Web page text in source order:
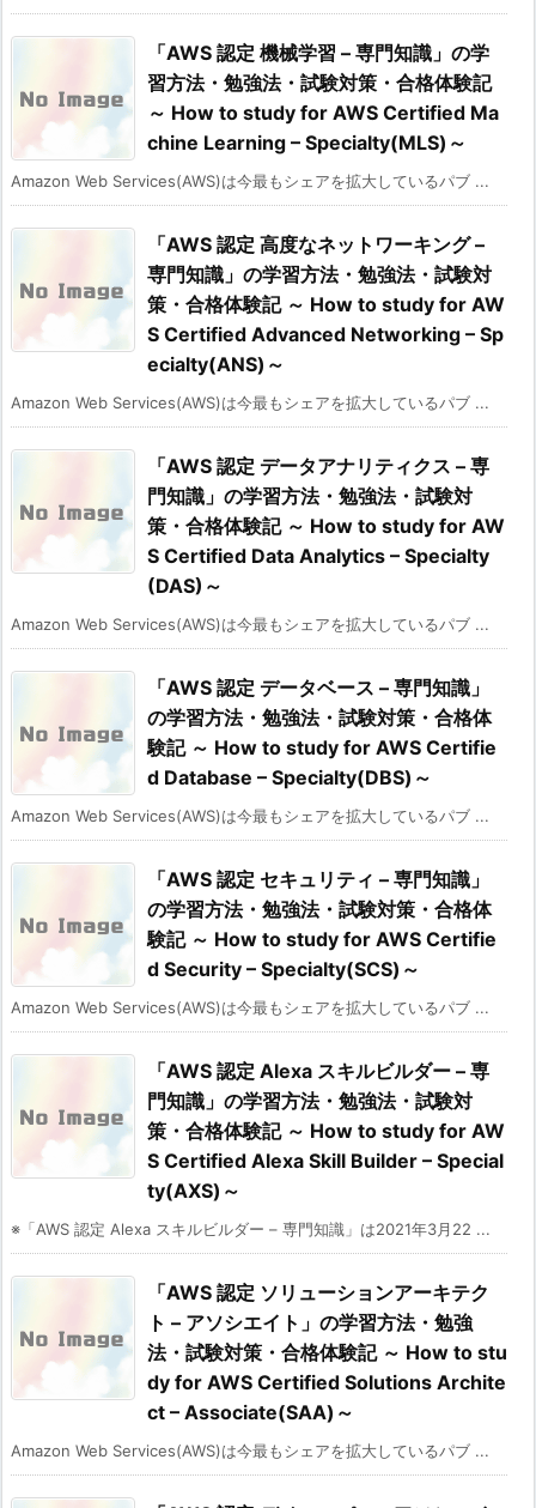
「AWS 認定 機械学習 – 専門知識」の学
習方法・勉強法・試験対策・合格体験記
～ How to study for AWS Certified Ma
chine Learning – Specialty(MLS)～
Amazon Web Services(AWS)は今最もシェアを拡大しているパブ ...
「AWS 認定 高度なネットワーキング –
専門知識」の学習方法・勉強法・試験対
策・合格体験記 ～ How to study for AW
S Certified Advanced Networking – Sp
ecialty(ANS)～
Amazon Web Services(AWS)は今最もシェアを拡大しているパブ ...
「AWS 認定 データアナリティクス – 専
門知識」の学習方法・勉強法・試験対
策・合格体験記 ～ How to study for AW
S Certified Data Analytics – Specialty
(DAS)～
Amazon Web Services(AWS)は今最もシェアを拡大しているパブ ...
「AWS 認定 データベース – 専門知識」
の学習方法・勉強法・試験対策・合格体
験記 ～ How to study for AWS Certifie
d Database – Specialty(DBS)～
Amazon Web Services(AWS)は今最もシェアを拡大しているパブ ...
「AWS 認定 セキュリティ – 専門知識」
の学習方法・勉強法・試験対策・合格体
験記 ～ How to study for AWS Certifie
d Security – Specialty(SCS)～
Amazon Web Services(AWS)は今最もシェアを拡大しているパブ ...
「AWS 認定 Alexa スキルビルダー – 専
門知識」の学習方法・勉強法・試験対
策・合格体験記 ～ How to study for AW
S Certified Alexa Skill Builder – Special
ty(AXS)～
※「AWS 認定 Alexa スキルビルダー – 専門知識」は2021年3月22 ...
「AWS 認定 ソリューションアーキテク
ト – アソシエイト」の学習方法・勉強
法・試験対策・合格体験記 ～ How to stu
dy for AWS Certified Solutions Archite
ct – Associate(SAA)～
Amazon Web Services(AWS)は今最もシェアを拡大しているパブ ...